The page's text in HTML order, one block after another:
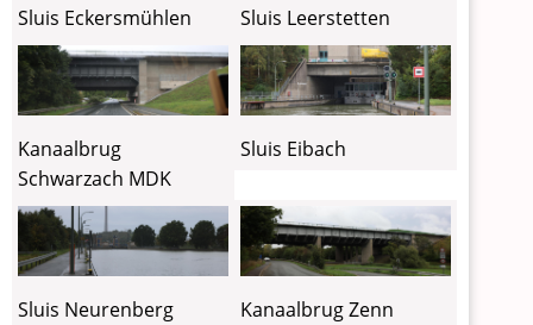
Sluis Eckersmühlen Sluis Leerstetten
Kanaalbrug
Schwarzach MDK
Sluis Eibach
Sluis Neurenberg Kanaalbrug Zenn